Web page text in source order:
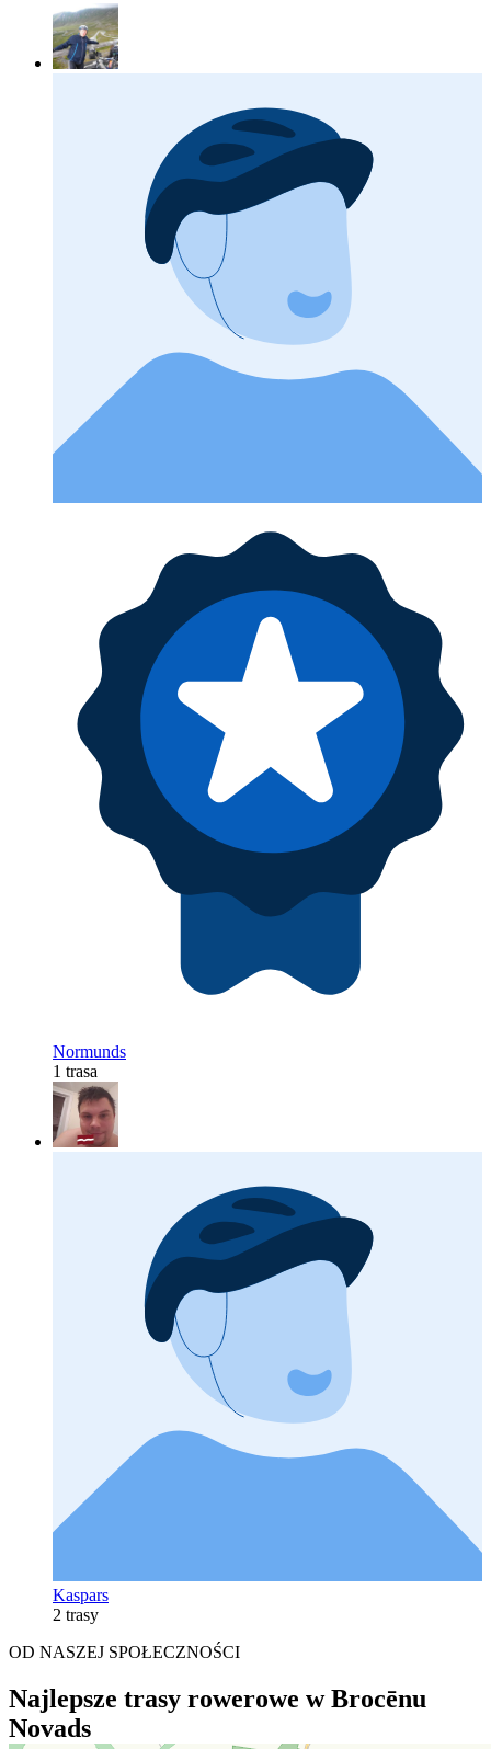
Normunds
1 trasa
Kaspars
2 trasy
OD NASZEJ SPOŁECZNOŚCI
Najlepsze trasy rowerowe w Brocēnu
Novads